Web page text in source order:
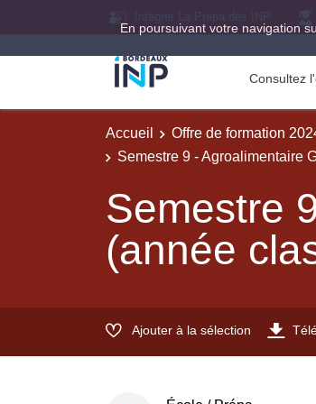
En poursuivant votre navigation
Consultez
Accueil Offre de formation
Semestre 9 - Agroalimentaire
Semestre
(année
Ajouter à la sélection